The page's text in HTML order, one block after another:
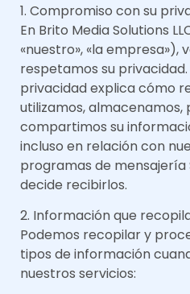
1. Compromiso con su
En Brito Media Solutions
«nuestro», «la empresa»),
respetamos su
privacidad explica cómo
utilizamos,
compartimos su
incluso en relación con
programas de mensajería
decide recibirlos.
2. Información que
Podemos recopilar y
tipos de información
nuestros servicios: